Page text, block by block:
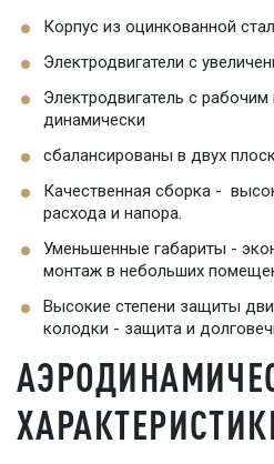
Корпус из оцинкованной
Электродвигатели с
Электродвигатель с
динамически
сбалансированы в двух
Качественная сборка -
расхода и напора.
Уменьшенные габариты -
монтаж в небольших
Высокие степени защиты
колодки - защита и